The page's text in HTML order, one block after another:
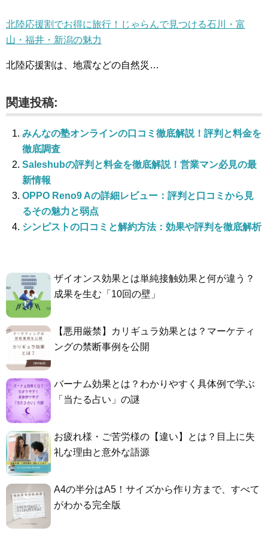
北陸応援割でお得に旅行！じゃらんで見つける石川・富
山・福井・新潟の魅力
北陸応援割は、地震などの自然災…
関連投稿:
みんなの塾オンラインの口コミ徹底解説！評判と料金を
徹底調査
Saleshubの評判と料金を徹底解説！営業マン必見の最
新情報
OPPO Reno9 Aの詳細レビュー：評判と口コミから見
るその魅力と弱点
シンピストの口コミと解約方法：効果や評判を徹底解析
ザイオンス効果とは単純接触効果と何が違う？
成果を生む「10回の壁」
【悪用厳禁】カリギュラ効果とは？マーケティ
ングの禁断事例を公開
バーナム効果とは？わかりやすく具体例で学ぶ
「当たる占い」の謎
お疲れ様・ご苦労様の【違い】とは？目上に失
礼な理由と意外な語源
A4の半分はA5！サイズから作り方まで、すべて
がわかる完全版